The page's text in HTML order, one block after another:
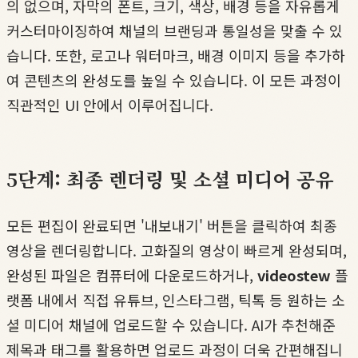
의 없으며, 자막의 폰트, 크기, 색상, 배경 등을 자유롭게
커스터마이징하여 채널의 브랜딩과 통일성을 맞출 수 있
습니다. 또한, 로고나 워터마크, 배경 이미지 등을 추가하
여 콘텐츠의 완성도를 높일 수 있습니다. 이 모든 과정이
직관적인 UI 안에서 이루어집니다.
5단계: 최종 렌더링 및 소셜 미디어 공유
모든 편집이 완료되면 '내보내기' 버튼을 클릭하여 최종
영상을 렌더링합니다. 고화질의 영상이 빠르게 완성되며,
완성된 파일은 컴퓨터에 다운로드하거나, videostew 플
랫폼 내에서 직접 유튜브, 인스타그램, 틱톡 등 원하는 소
셜 미디어 채널에 업로드할 수 있습니다. AI가 추천해준
제목과 태그를 활용하면 업로드 과정이 더욱 간편해집니